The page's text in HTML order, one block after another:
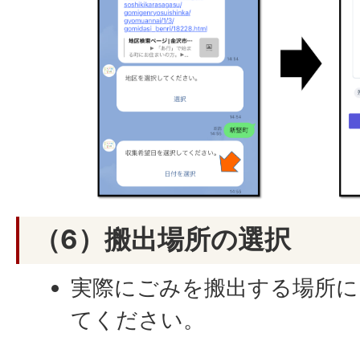
（6）搬出場所の選択
実際にごみを搬出する場所
てください。